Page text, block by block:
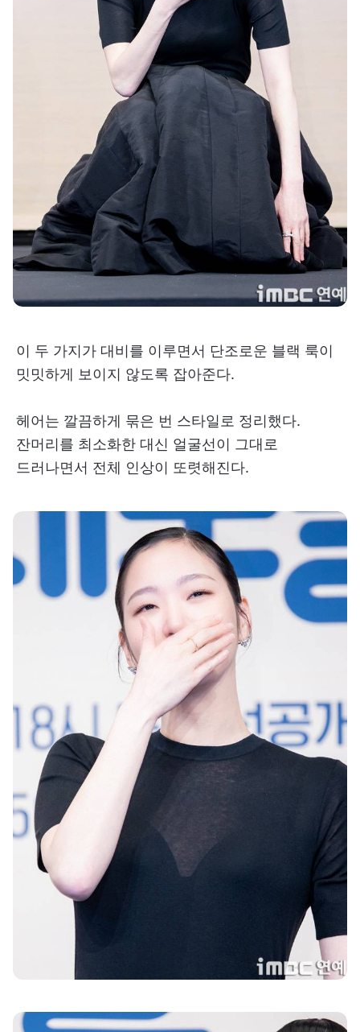
이 두 가지가 대비를 이루면서 단조로운 블랙 룩이
밋밋하게 보이지 않도록 잡아준다.
헤어는 깔끔하게 묶은 번 스타일로 정리했다.
잔머리를 최소화한 대신 얼굴선이 그대로
드러나면서 전체 인상이 또렷해진다.